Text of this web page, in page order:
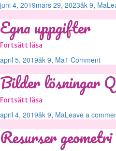
Postat
juni 4, 2019mars 29, 2023Kategorier
åk 9, Ma
Egna uppgifter
Fortsätt läsa
Postat
april 5, 2019Kategorier
åk 9, Ma1 Comment
Bilder lösningar
Fortsätt läsa
Quiz
Postat
april 4, 2019Kategorier
åk 9, MaLeave a
Resurser geometri